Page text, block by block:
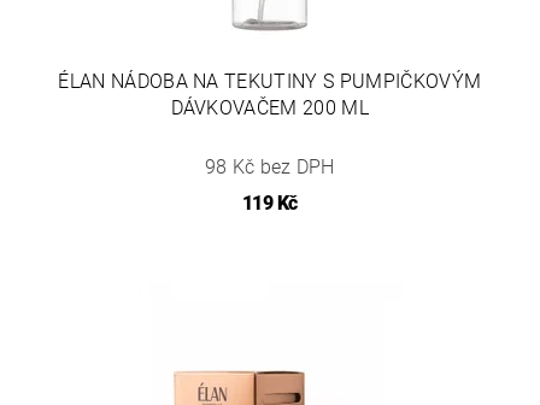
ÉLAN NÁDOBA NA TEKUTINY S PUMPIČKOVÝM
DÁVKOVAČEM 200 ML
98 Kč bez DPH
119 Kč